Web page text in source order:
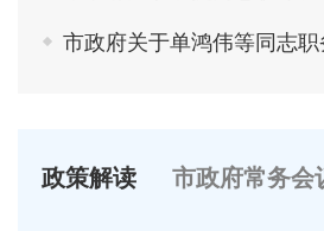
市政府关于单鸿伟等同志
政策解读 市政府常务会